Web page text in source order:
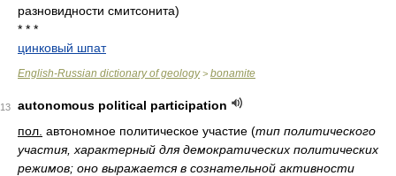
разновидности смитсонита)
* * *
цинковый шпат
English-Russian dictionary of geology> bonamite
13
autonomous political participation
пол. автономное политическое участие (тип политического
участия, характерный для демократических политических
режимов; оно выражается в сознательной активности